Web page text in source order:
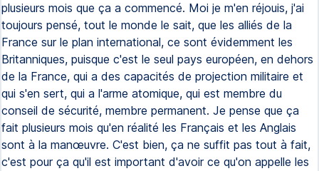
plusieurs mois que ça a commencé. Moi je m'en réjouis, j'ai
toujours pensé, tout le monde le sait, que les alliés de la
France sur le plan international, ce sont évidemment les
Britanniques, puisque c'est le seul pays européen, en dehors
de la France, qui a des capacités de projection militaire et
qui s'en sert, qui a l'arme atomique, qui est membre du
conseil de sécurité, membre permanent. Je pense que ça
fait plusieurs mois qu'en réalité les Français et les Anglais
sont à la manœuvre. C'est bien, ça ne suffit pas tout à fait,
c'est pour ça qu'il est important d'avoir ce qu'on appelle les